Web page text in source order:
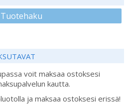
Tuotehaku
voit maksaa ostoksesi
kautta.
ja maksaa ostoksesi erissä!